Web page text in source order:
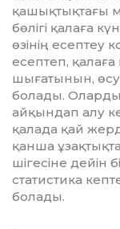
қашықтықтағы
бөлігі қалаға
өзінің есептеу
есептеп, қалаға
шығатынын,
болады.
айқындап алу
қалада қай
қанша
шіге­сіне дейін
статистика
болады.